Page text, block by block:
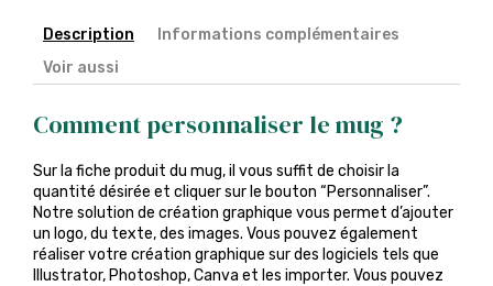
Description
Informations complémentaires
Voir aussi
Comment personnaliser le mug ?
Sur la fiche produit du mug, il vous suffit de choisir la
quantité désirée et cliquer sur le bouton “Personnaliser”.
Notre solution de création graphique vous permet d’ajouter
un logo, du texte, des images. Vous pouvez également
réaliser votre création graphique sur des logiciels tels que
Illustrator, Photoshop, Canva et les importer. Vous pouvez